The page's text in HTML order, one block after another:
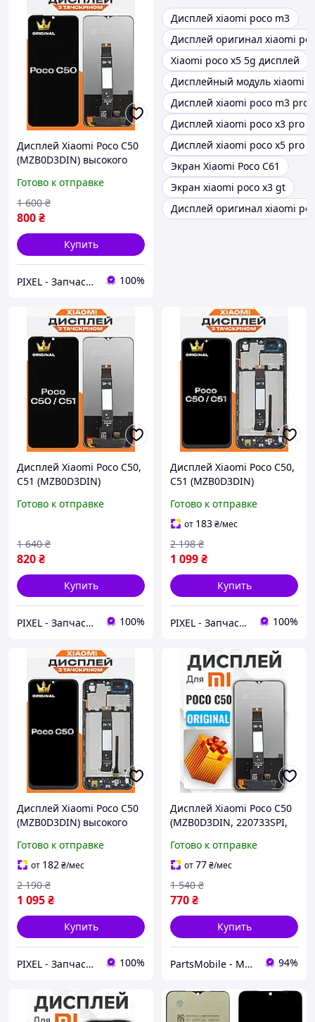
Дисплей Xiaomi Poco C50
(MZB0D3DIN) высокого
на Ксиоми Поко С50
Готово к отправке
800₴
1 600 ₴
Купить
PIXEL - Запчастини для телефону 100%
Дисплей xiaomi poco m3
Дисплей оригинал xiaomi
Xiaomi poco x5 5g дисплей
Дисплейный модуль xiaomi
Дисплей xiaomi poco m3 pro
Дисплей xiaomi poco x3 pro
Дисплей xiaomi poco x5 pro
Экран Xiaomi Poco C61
Экран xiaomi poco x3 gt
Дисплей оригинал xiaomi
Дисплей Xiaomi Poco C50,
C51 (MZB0D3DIN)
(original), экран на
Готово к отправке
820₴
1 640 ₴
Купить
PIXEL - Запчастини для телефону 100%
Дисплей Xiaomi Poco C50,
C51 (MZB0D3DIN)
(original), экран в рамке
на Ксиоми Поко С50
Готово к отправке
от 183₴/мес
1 099₴
2 198 ₴
Купить
PIXEL - Запчастини для телефону 100%
Дисплей Xiaomi Poco C50
(MZB0D3DIN) высокого
в рамке на Ксиоми Поко
С50
Готово к отправке
от 182₴/мес
1 095₴
2 190 ₴
Купить
PIXEL - Запчастини для телефону 100%
Дисплей Xiaomi Poco C50
(MZB0D3DIN, 220733SPI,
оригинального качества,
экран на Ксиоми Поко
С50
Готово к отправке
от77₴/мес
770₴
1 540 ₴
Купить
PartsMobile - Магазин запчастин (телефони, планшети, ноутбуки) 94%